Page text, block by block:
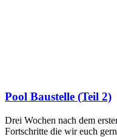
Pool Baustelle (Teil 2)
Drei Wochen nach dem
Fortschritte die wir euch